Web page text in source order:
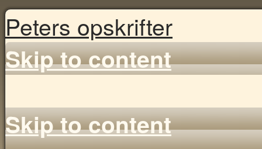
Peters opskrifter
Skip to content
Skip to content